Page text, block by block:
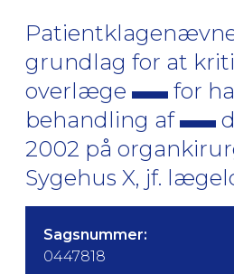
grundlag for at
overlæge
for
behandling af
2002 på
Sygehus X, jf.
Sagsnummer:
0447818